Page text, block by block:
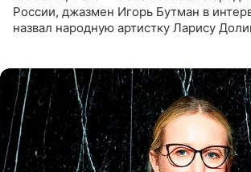
России, джазмен Игорь Бутман в
назвал народную артистку Ларису